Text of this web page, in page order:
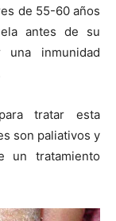
de 55-60 años
antes de su
inmunidad
tratar esta
son paliativos y
un tratamiento